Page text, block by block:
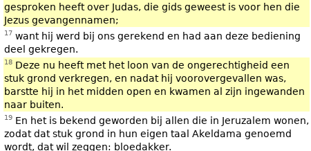
gesproken heeft over Judas, die gids geweest is voor hen die
Jezus gevangennamen;
17 want hij werd bij ons gerekend en had aan deze bediening
deel gekregen.
18 Deze nu heeft met het loon van de ongerechtigheid een
stuk grond verkregen, en nadat hij voorovergevallen was,
barstte hij in het midden open en kwamen al zijn ingewanden
naar buiten.
19 En het is bekend geworden bij allen die in Jeruzalem wonen,
zodat dat stuk grond in hun eigen taal Akeldama genoemd
wordt, dat wil zeggen: bloedakker.